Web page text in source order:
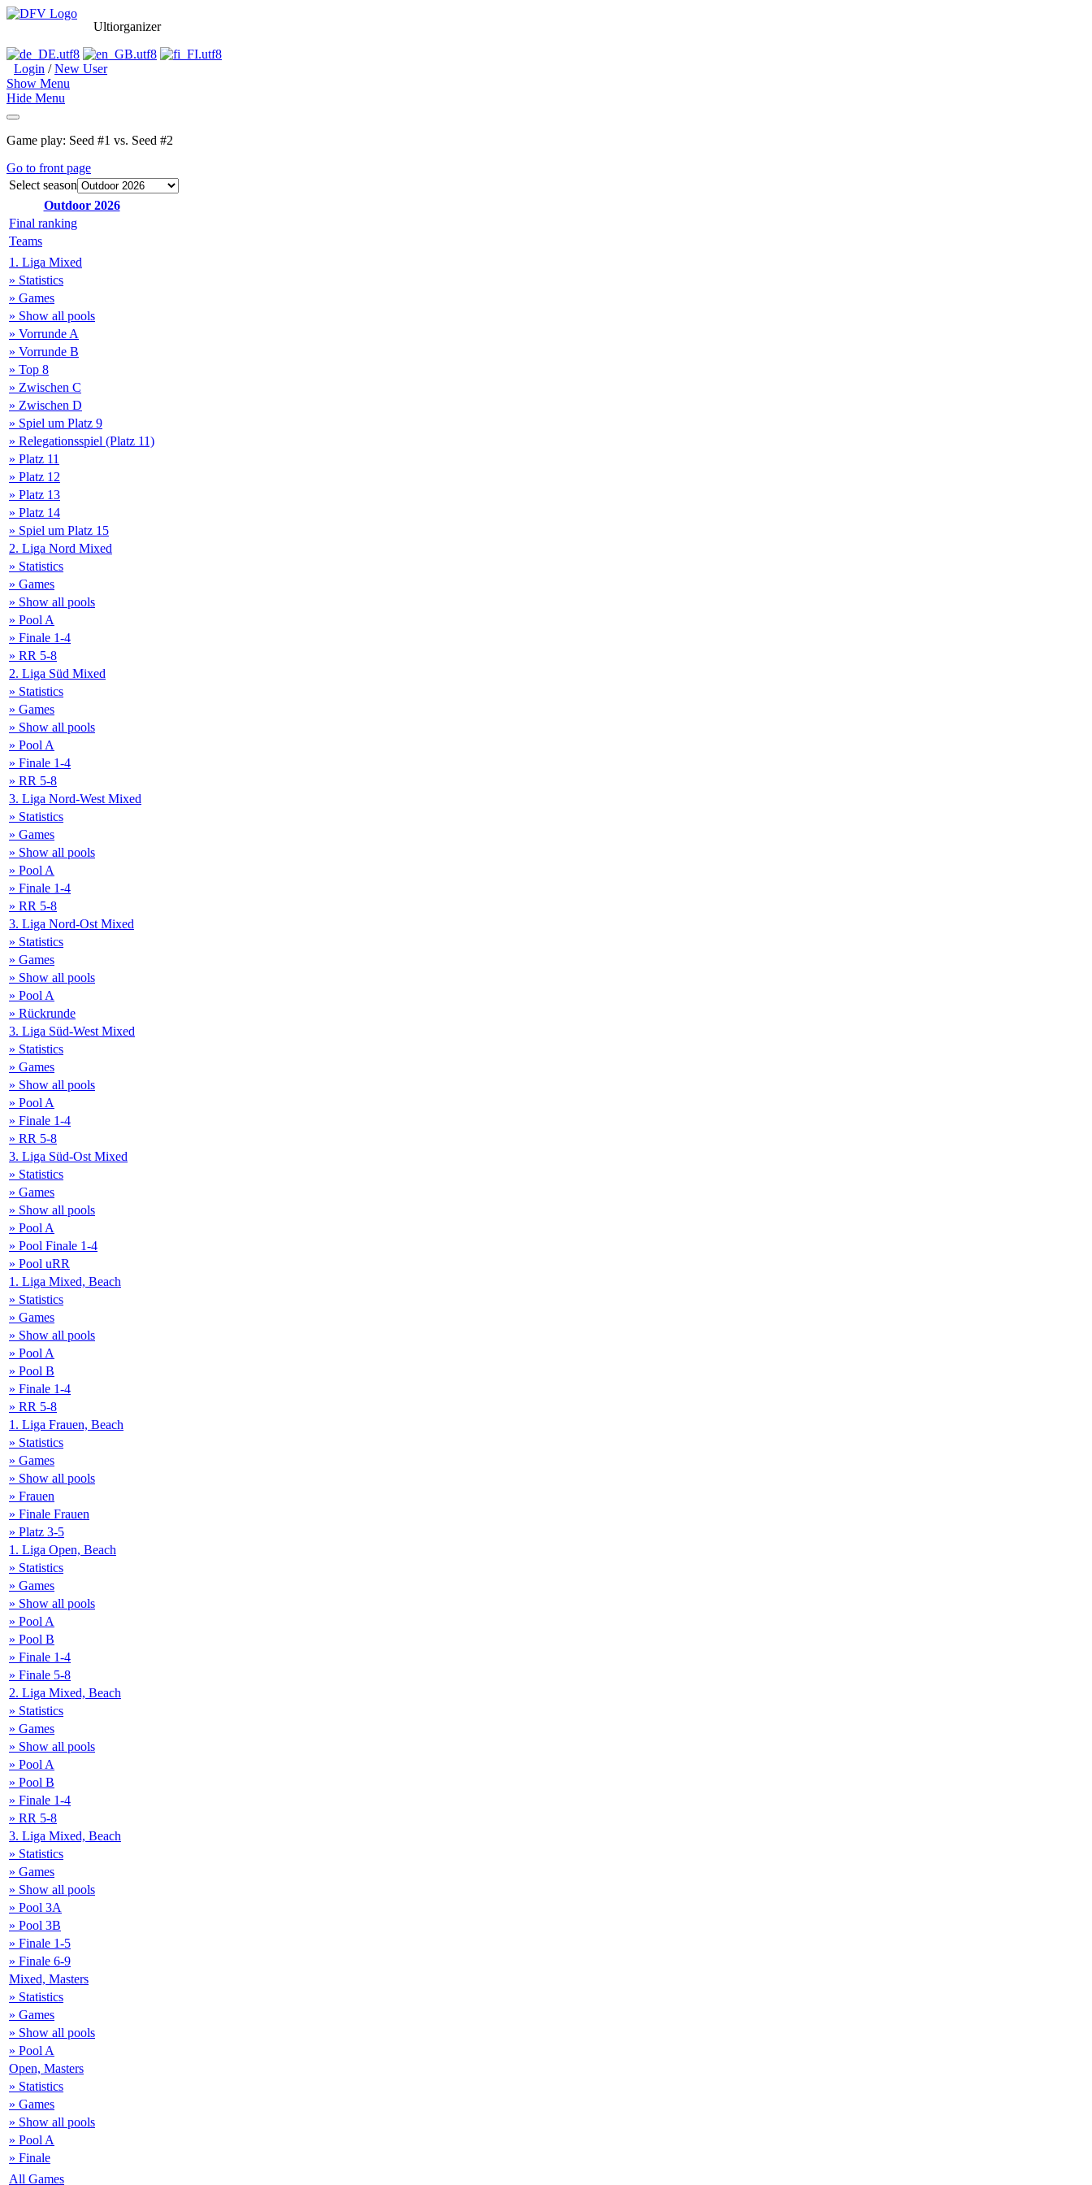
Ultiorganizer
Login /New User
Show Menu
Hide Menu
Game play: Seed #1 vs. Seed #2
Go to front page
Select season
Outdoor 2026
Final ranking
Teams
1. Liga Mixed
» Statistics
» Games
» Show all pools
» Vorrunde A
» Vorrunde B
» Top 8
» Zwischen C
» Zwischen D
» Spiel um Platz 9
» Relegationsspiel (Platz 11)
» Platz 11
» Platz 12
» Platz 13
» Platz 14
» Spiel um Platz 15
2. Liga Nord Mixed
» Statistics
» Games
» Show all pools
» Pool A
» Finale 1-4
» RR 5-8
2. Liga Süd Mixed
» Statistics
» Games
» Show all pools
» Pool A
» Finale 1-4
» RR 5-8
3. Liga Nord-West Mixed
» Statistics
» Games
» Show all pools
» Pool A
» Finale 1-4
» RR 5-8
3. Liga Nord-Ost Mixed
» Statistics
» Games
» Show all pools
» Pool A
» Rückrunde
3. Liga Süd-West Mixed
» Statistics
» Games
» Show all pools
» Pool A
» Finale 1-4
» RR 5-8
3. Liga Süd-Ost Mixed
» Statistics
» Games
» Show all pools
» Pool A
» Pool Finale 1-4
» Pool uRR
1. Liga Mixed, Beach
» Statistics
» Games
» Show all pools
» Pool A
» Pool B
» Finale 1-4
» RR 5-8
1. Liga Frauen, Beach
» Statistics
» Games
» Show all pools
» Frauen
» Finale Frauen
» Platz 3-5
1. Liga Open, Beach
» Statistics
» Games
» Show all pools
» Pool A
» Pool B
» Finale 1-4
» Finale 5-8
2. Liga Mixed, Beach
» Statistics
» Games
» Show all pools
» Pool A
» Pool B
» Finale 1-4
» RR 5-8
3. Liga Mixed, Beach
» Statistics
» Games
» Show all pools
» Pool 3A
» Pool 3B
» Finale 1-5
» Finale 6-9
Mixed, Masters
» Statistics
» Games
» Show all pools
» Pool A
Open, Masters
» Statistics
» Games
» Show all pools
» Pool A
» Finale
All Games